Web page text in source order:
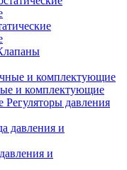
и комплектующие
Регуляторы давления
и